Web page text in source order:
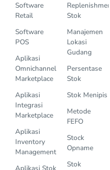
Software
Retail
Software
POS
Aplikasi
Omnichannel
Marketplace
Aplikasi
Integrasi
Marketplace
Aplikasi
Inventory
Management
Replenishment
Stok
Manajemen
Lokasi
Gudang
Persentase
Stok
Stok Menipis
Metode
FEFO
Stock
Opname
Stok